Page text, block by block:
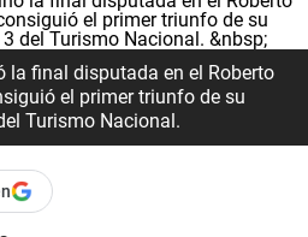
la final disputada en el Roberto
el primer triunfo de su
Turismo Nacional.